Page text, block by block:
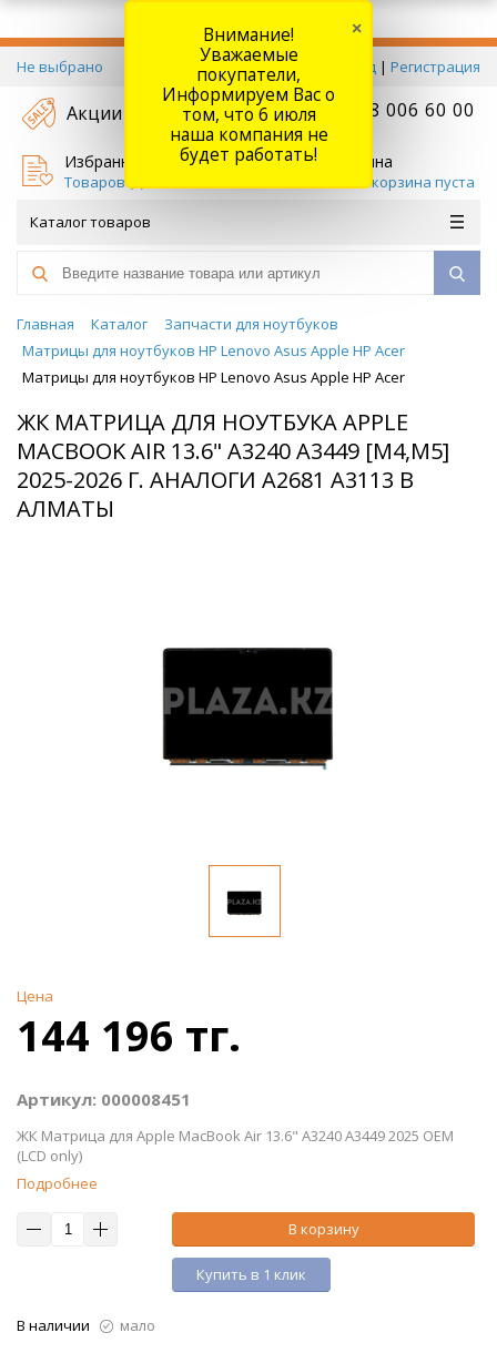
Не выбрано Вход | Регистрация
Акции +7 778 006 60 00
Избранное
Товаров (
Корзина
Ваша корзина пуста
Каталог товаров
Главная Каталог
Запчасти для ноутбуков
Матрицы для ноутбуков HP Lenovo Asus Apple HP Acer
Матрицы для ноутбуков HP Lenovo Asus Apple HP Acer
ЖК МАТРИЦА ДЛЯ НОУТБУКА APPLE
MACBOOK AIR 13.6" A3240 A3449 [M4,M5]
2025-2026 Г. АНАЛОГИ A2681 A3113 В
АЛМАТЫ
Цена
144 196 тг.
Артикул: 000008451
ЖК Матрица для Apple MacBook Air 13.6" A3240 A3449 2025 OEM
(LCD only)
Подробнее
В корзину
Купить в 1 клик
В наличии
мало
Внимание!
Уважаемые
покупатели,
Информируем Вас о
том, что 6 июля
наша компания не
будет работать!
×